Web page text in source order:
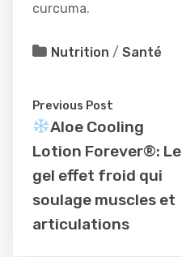
curcuma.
Nutrition / Santé
Previous Post
Aloe Cooling
Lotion Forever®: Le
gel effet froid qui
soulage muscles et
articulations